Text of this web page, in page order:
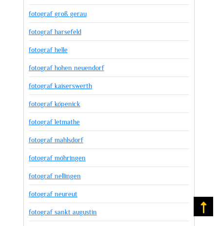
fotograf groß gerau
fotograf harsefeld
fotograf helle
fotograf hohen neuendorf
fotograf kaiserswerth
fotograf köpenick
fotograf letmathe
fotograf mahlsdorf
fotograf möhringen
fotograf nellingen
fotograf neureut
fotograf sankt augustin